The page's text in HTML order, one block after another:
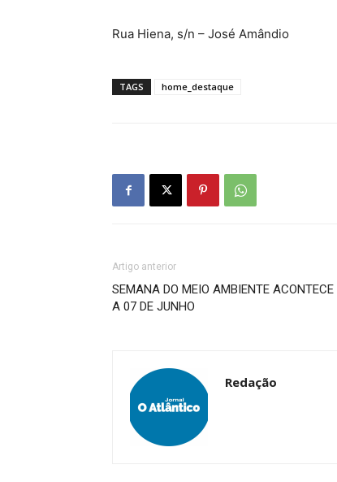
Rua Hiena, s/n – José Amândio
TAGS home_destaque
Artigo anterior
SEMANA DO MEIO AMBIENTE ACONTECE
A 07 DE JUNHO
Redação